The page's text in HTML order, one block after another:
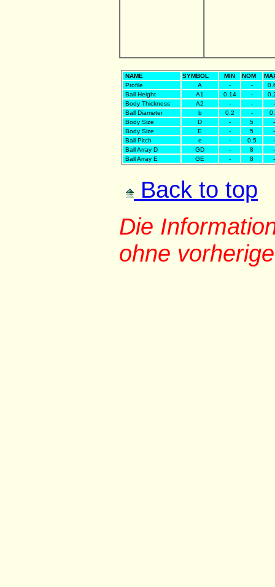
NAME SYMBOL MIN NOM
Profile
A - -
Ball Height
A1 0.14 -
Body Thickness
A2 - -
-
Ball Diameter
b 0.2 -
Body Size
D - 5
-
Body Size
E - 5
-
Ball Pitch
e - 0.5
-
Ball Array D
GD - 8
-
Ball Array E
GE - 8 -
Back to top
Die
ohne